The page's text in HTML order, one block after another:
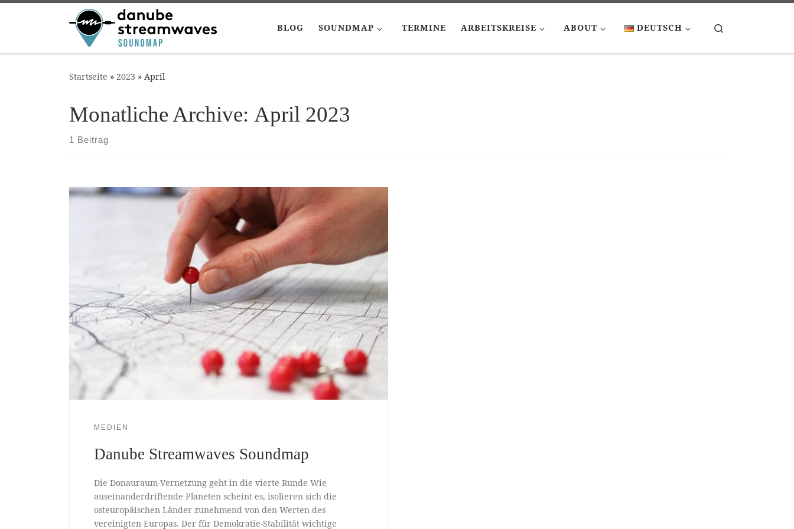
Zum Inhalt springen
BLOG SOUNDMAP TERMINE ARBEITSKREISE ABOUT DEUTSCH
Startseite » 2023 » April
Monatliche Archive: April 2023
1 Beitrag
MEDIEN
Danube Streamwaves Soundmap
Die Donauraum-Vernetzung geht in die vierte Runde Wie
auseinanderdriftende Planeten scheint es, isolieren sich die
osteuropäischen Länder zunehmend von den Werten des
vereinigten Europas. Der für Demokratie-Stabilität wichtige